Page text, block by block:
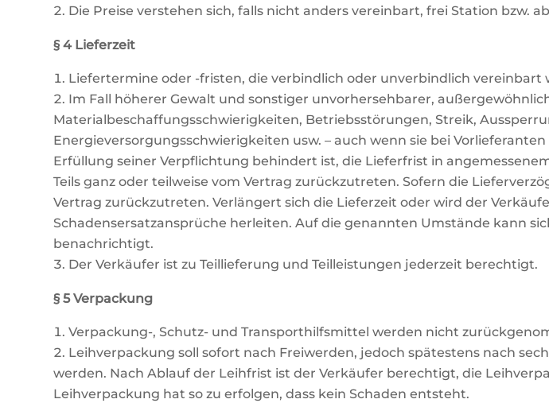
Die Preise verstehen sich, falls nicht anders vereinbart, frei Station bzw.
§ 4 Lieferzeit
Liefertermine oder -fristen, die verbindlich oder unverbindlich
Im Fall höherer Gewalt und sonstiger unvorhersehbarer,
Materialbeschaffungsschwierigkeiten, Betriebsstörungen, Streik,
Energieversorgungsschwierigkeiten usw. – auch wenn sie bei
Erfüllung seiner Verpflichtung behindert ist, die Lieferfrist in
Teils ganz oder teilweise vom Vertrag zurückzutreten. Sofern die
Vertrag zurückzutreten. Verlängert sich die Lieferzeit oder wird der
Schadensersatzansprüche herleiten. Auf die genannten Umstände kann
benachrichtigt.
Der Verkäufer ist zu Teillieferung und Teilleistungen jederzeit berechtigt.
§ 5 Verpackung
Verpackung-, Schutz- und Transporthilfsmittel werden nicht
Leihverpackung soll sofort nach Freiwerden, jedoch spätestens nach
werden. Nach Ablauf der Leihfrist ist der Verkäufer berechtigt, die
Leihverpackung hat so zu erfolgen, dass kein Schaden entsteht.